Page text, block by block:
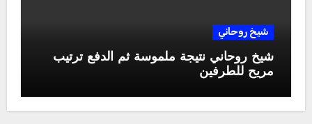
شيخ روحاني
شيخ روحاني نتيجة ملموسة ثم الدفع ترتيب
مريح للطرفين